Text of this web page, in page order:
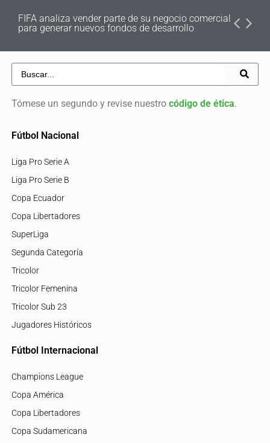
FIFA analiza vender parte de su negocio comercial
para generar nuevos fondos de desarrollo
Tómese un segundo y revise nuestro código de ética.
Fútbol Nacional
Liga Pro Serie A
Liga Pro Serie B
Copa Ecuador
Copa Libertadores
SuperLiga
Segunda Categoría
Tricolor
Tricolor Femenina
Tricolor Sub 23
Jugadores Históricos
Fútbol Internacional
Champions League
Copa América
Copa Libertadores
Copa Sudamericana